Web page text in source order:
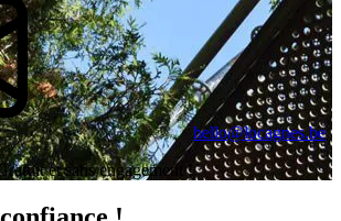
hello@locagnes.be
et sans engagement !